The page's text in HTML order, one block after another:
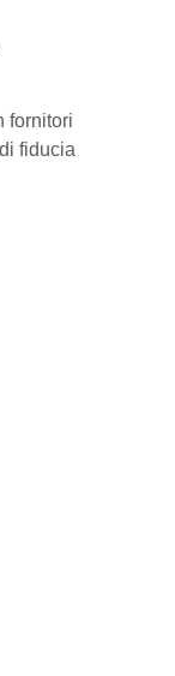
fornitori
fiducia